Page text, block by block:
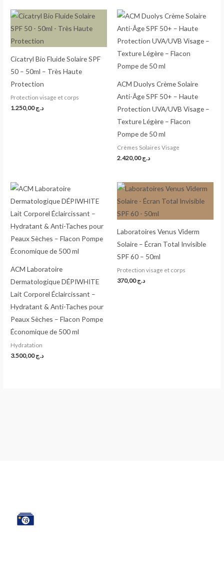
Cicatryl Bio Fluide Solaire SPF
50 – 50ml – Très Haute
Protection
Protection visage et corps
د.ج1.250,00
ACM Duolys Crème Solaire
Anti-Âge SPF 50+ – Haute
Protection UVA/UVB Visage –
Texture Légère – Flacon
Pompe de 50 ml
Crèmes Solaires Visage
د.ج2.420,00
ACM Laboratoire
Dermatologique DÉPIWHITE
Lait Corporel Éclaircissant –
Hydratant & Anti-Taches pour
Peaux Sèches – Flacon Pompe
Économique de 500 ml
Hydratation
د.ج3.500,00
Laboratoires Venus Viderm
Solaire – Écran Total Invisible
SPF 60 – 50ml
Protection visage et corps
د.ج370,00